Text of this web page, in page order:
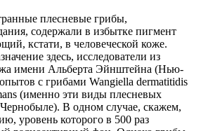
плесневые грибы,
содержали в избытке пигмент
кстати, в человеческой коже.
здесь, исследователи из
имени Альберта Эйнштейна (Нью-
с грибами Wangiella dermatitidis
(именно эти виды плесневых
В одном случае, скажем,
уровень которого в 500 раз